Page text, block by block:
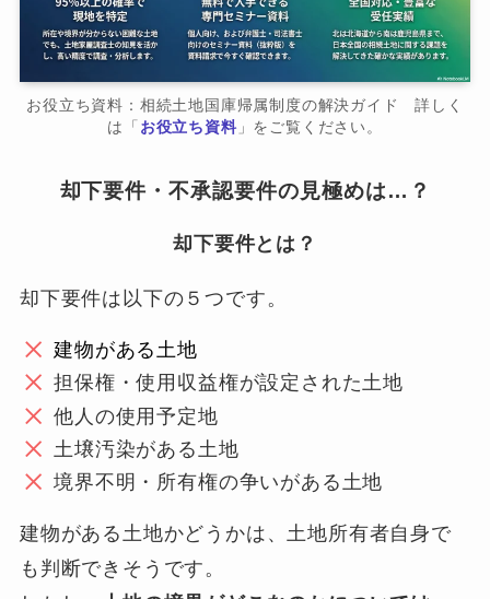
お役立ち資料：相続土地国庫帰属制度の解決ガイド 詳しく
は「 お役立ち資料」をご覧ください。
却下要件・不承認要件の見極めは…？
却下要件とは？
却下要件は以下の５つです。
建物がある土地
担保権・使用収益権が設定された土地
他人の使用予定地
土壌汚染がある土地
境界不明・所有権の争いがある土地
建物がある土地かどうかは、土地所有者自身で
も判断できそうです。